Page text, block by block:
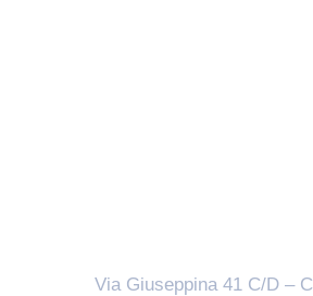
Via Giuseppina 41 C/D –